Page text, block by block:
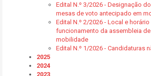
Edital N.º 3/2026 - Designação
mesas de voto antecipado em
Edital N.º 2/2026 - Local e horário
funcionamento da assembleia
mobilidade
Edital N.º 1/2026 - Candidaturas
2025
2024
2023